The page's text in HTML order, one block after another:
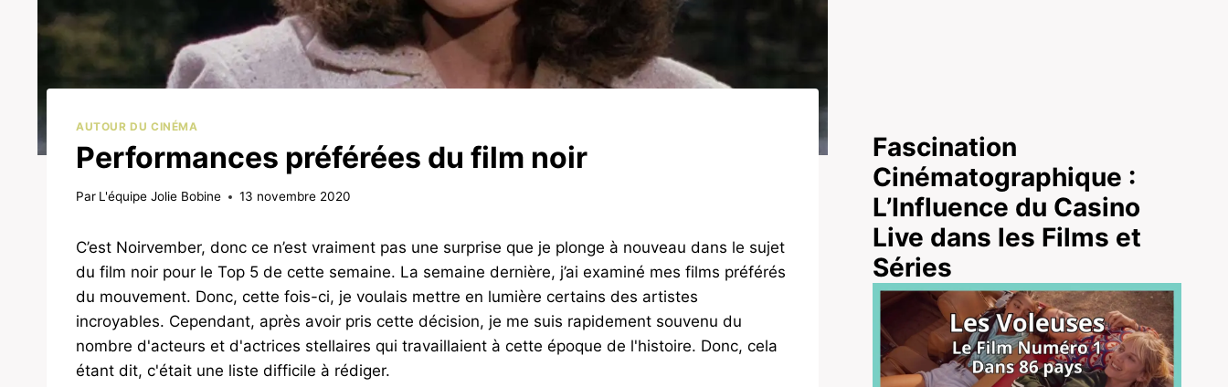
AUTOUR DU CINÉMA
Performances préférées du film noir
Par L'équipe Jolie Bobine 13 novembre 2020
C’est Noirvember, donc ce n’est vraiment pas une surprise que je plonge à nouveau dans le sujet
du film noir pour le Top 5 de cette semaine. La semaine dernière, j’ai examiné mes films préférés
du mouvement. Donc, cette fois-ci, je voulais mettre en lumière certains des artistes
incroyables. Cependant, après avoir pris cette décision, je me suis rapidement souvenu du
nombre d'acteurs et d'actrices stellaires qui travaillaient à cette époque de l'histoire. Donc, cela
étant dit, c'était une liste difficile à rédiger.
Fascination
Cinématographique :
L’Influence du Casino
Live dans les Films et
Séries